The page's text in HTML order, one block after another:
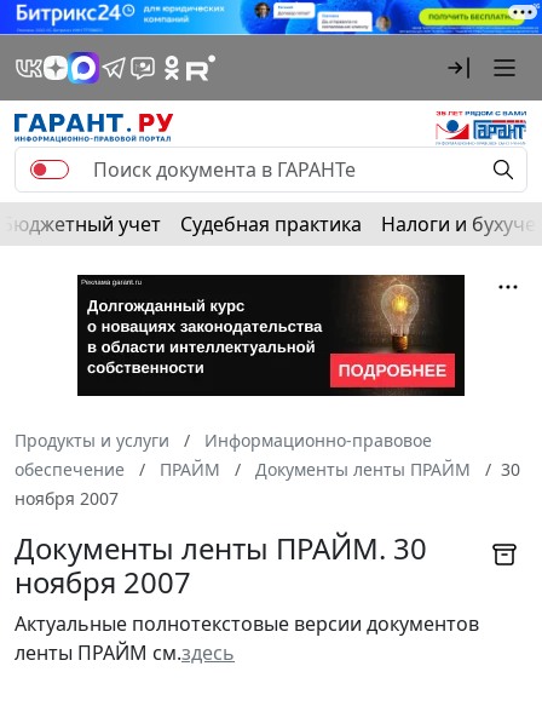
Бюджетный учет Судебная практика Налоги и
Продукты и услуги
Информационно-правовое
обеспечение
ПРАЙМ Документы ленты ПРАЙМ
30
ноября 2007
Документы ленты ПРАЙМ. 30
ноября 2007
Актуальные полнотекстовые версии документов
ленты ПРАЙМ см.здесь